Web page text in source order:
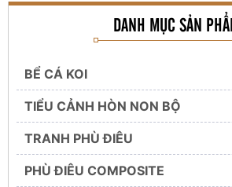
DANH MỤC SẢN
BỂ CÁ KOI
TIỂU CẢNH HÒN NON BỘ
TRANH PHÙ ĐIÊU
PHÙ ĐIÊU COMPOSITE